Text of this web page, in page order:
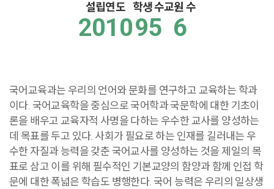
설립연도
2010
학생 수
95
교원 수
6
국어교육과는 우리의 언어와 문화를 연구하고 교육하는 학과
이다. 국어교육학을 중심으로 국어학과 국문학에 대한 기초이
론을 배우고 교육자적 사명을 다하는 우수한 교사를 양성하는
데 목표를 두고 있다. 사회가 필요로 하는 인재를 길러내는 우
수한 자질과 능력을 갖춘 국어교사를 양성하는 것을 제일의 목
표로 삼고 이를 위해 필수적인 기본교양의 함양과 함께 인접 학
문에 대한 폭넓은 학습도 병행한다. 국어 능력은 우리의 일상생